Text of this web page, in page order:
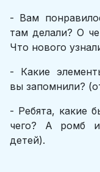
- Вам
там делали? О
Что нового
- Какие
вы запомнили?
- Ребята, какие
чего? А ромб
детей).